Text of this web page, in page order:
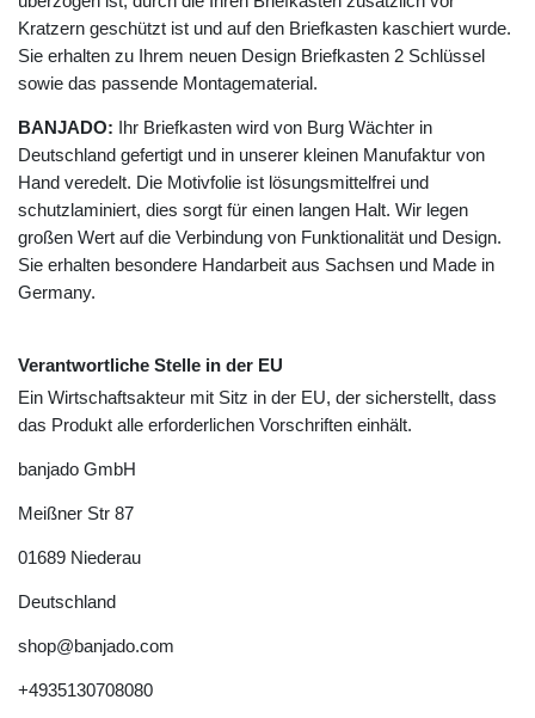
Kratzern geschützt ist und auf den Briefkasten kaschiert wurde.
Sie erhalten zu Ihrem neuen Design Briefkasten 2 Schlüssel
sowie das passende Montagematerial.
BANJADO: Ihr Briefkasten wird von Burg Wächter in
Deutschland gefertigt und in unserer kleinen Manufaktur von
Hand veredelt. Die Motivfolie ist lösungsmittelfrei und
schutzlaminiert, dies sorgt für einen langen Halt. Wir legen
großen Wert auf die Verbindung von Funktionalität und Design.
Sie erhalten besondere Handarbeit aus Sachsen und Made in
Germany.
Verantwortliche Stelle in der EU
Ein Wirtschaftsakteur mit Sitz in der EU, der sicherstellt, dass
das Produkt alle erforderlichen Vorschriften einhält.
banjado GmbH
Meißner Str 87
01689 Niederau
Deutschland
shop@banjado.com
+4935130708080